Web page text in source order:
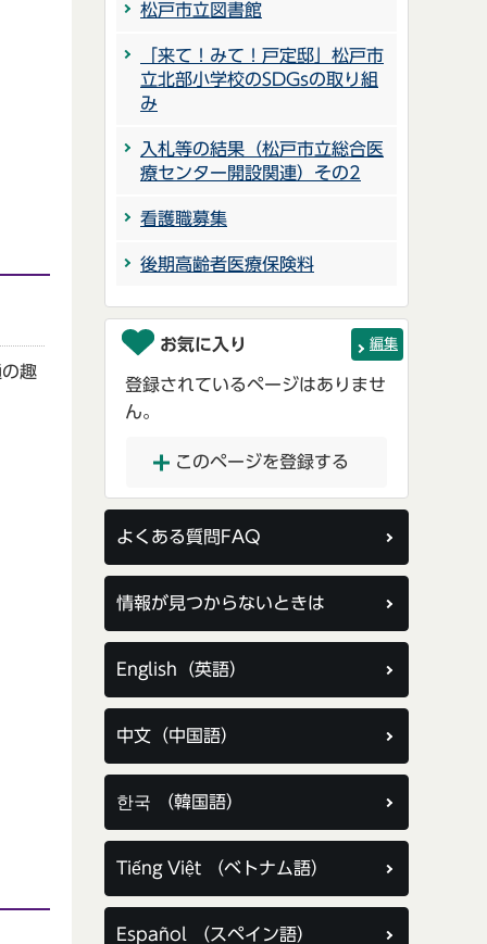
趣
松戸市立図書館
「来て！みて！戸定邸」松戸市
立北部小学校のSDGsの取り組
み
入札等の結果（松戸市立総合医
療センター開設関連）その2
看護職募集
後期高齢者医療保険料
お気に入り 編集
登録されているページはありませ
ん。
このページを登録する
よくある質問FAQ
情報が見つからないときは
English（英語）
中文（中国語）
한국 （韓国語）
Tiếng Việt （ベトナム語）
Español （スペイン語）